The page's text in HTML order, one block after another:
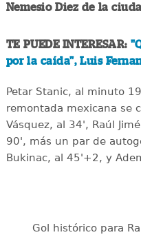
Nemesio Diez de la
TE PUEDE INTERESAR:
por la caída", Luis
Petar Stanic, al minuto
remontada mexicana se
Vásquez, al 34', Raúl
90', más un par de
Bukinac, al 45'+2, y
Gol histórico para